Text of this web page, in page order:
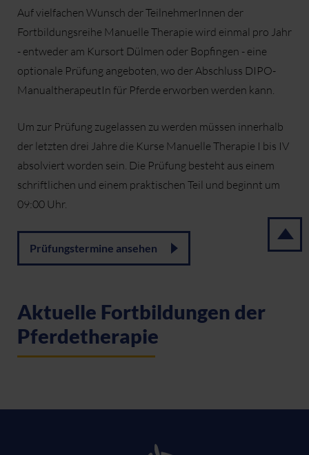
Auf vielfachen Wunsch der TeilnehmerInnen der
Fortbildungsreihe Manuelle Therapie wird einmal pro Jahr
- entweder am Kursort Dülmen oder Bopfingen - eine
optionale Prüfung angeboten, wo der Abschluss DIPO-
ManualtherapeutIn für Pferde erworben werden kann.
Um zur Prüfung zugelassen zu werden müssen innerhalb
der letzten drei Jahre die Kurse Manuelle Therapie I bis IV
absolviert worden sein. Die Prüfung besteht aus einem
schriftlichen und einem praktischen Teil und beginnt um
09:00 Uhr.
Prüfungstermine ansehen
Aktuelle Fortbildungen der
Pferdetherapie